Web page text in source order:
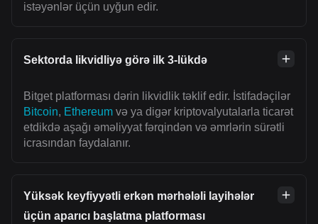
istəyənlər üçün uyğun edir.
Sektorda likvidliyə görə ilk 3-lükdə
Bitget platforması dərin likvidlik təklif edir. İstifadəçilər
Bitcoin, Ethereum və ya digər kriptovalyutalarla ticarət
etdikdə aşağı əməliyyat fərqindən və əmrlərin sürətli
icrasından faydalanır.
Yüksək keyfiyyətli erkən mərhələli layihələr
üçün aparıcı başlatma platforması